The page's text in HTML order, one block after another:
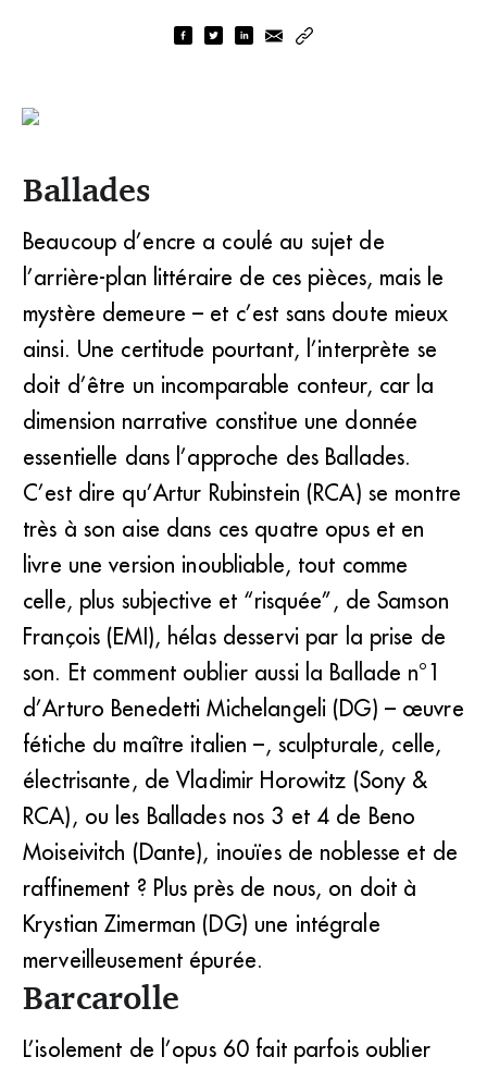
Ballades
Beaucoup d’encre a coulé au sujet de
l’arrière-plan littéraire de ces pièces, mais le
mystère demeure – et c’est sans doute mieux
ainsi. Une certitude pourtant, l’interprète se
doit d’être un incomparable conteur, car la
dimension narrative constitue une donnée
essentielle dans l’approche des Ballades.
C’est dire qu’Artur Rubinstein (RCA) se montre
très à son aise dans ces quatre opus et en
livre une version inoubliable, tout comme
celle, plus subjective et “risquée”, de Samson
François (EMI), hélas desservi par la prise de
son. Et comment oublier aussi la Ballade n°1
d’Arturo Benedetti Michelangeli (DG) – œuvre
fétiche du maître italien –, sculpturale, celle,
électrisante, de Vladimir Horowitz (Sony &
RCA), ou les Ballades nos 3 et 4 de Beno
Moiseivitch (Dante), inouïes de noblesse et de
raffinement ? Plus près de nous, on doit à
Krystian Zimerman (DG) une intégrale
merveilleusement épurée.
Barcarolle
L’isolement de l’opus 60 fait parfois oublier